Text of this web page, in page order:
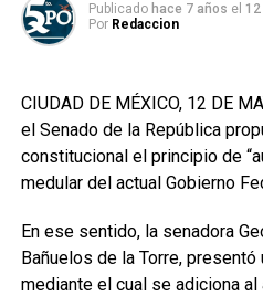
Publicado hace 7 años el 12
Por Redaccion
CIUDAD DE MÉXICO, 12 DE
el Senado de la República
constitucional el principio de
medular del actual Gobierno
En ese sentido, la senadora
Bañuelos de la Torre,
mediante el cual se adiciona